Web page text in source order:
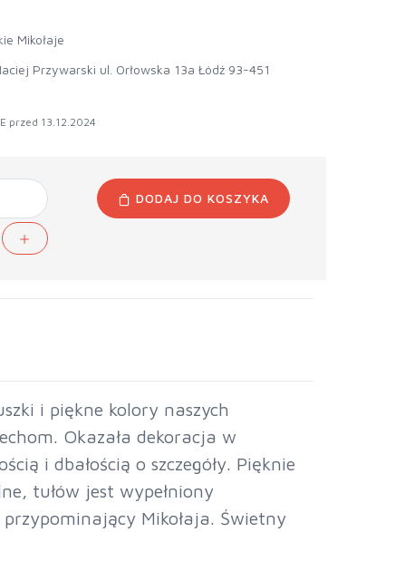
Mikołaje
Przywarski ul. Orłowska 13a Łódź 93-451
przed 13.12.2024
DODAJ DO KOSZYKA
i piękne kolory naszych
Okazała dekoracja w
i dbałością o szczegóły. Pięknie
tułów jest wypełniony
Mikołaja. Świetny